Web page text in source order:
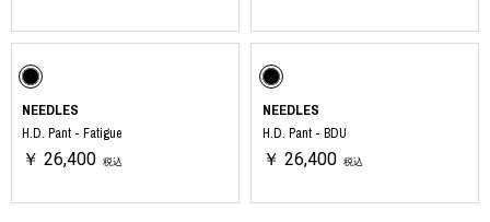
NEEDLES
H.D. Pant - Fatigue
￥ 26,400 税込
NEEDLES
H.D. Pant - BDU
￥ 26,400 税込